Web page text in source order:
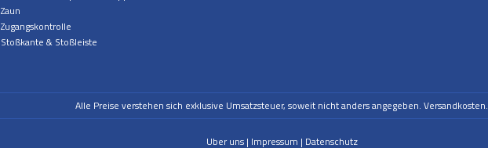
Zaun
Zugangskontrolle
Stoßkante & Stoßleiste
Alle Preise verstehen sich exklusive Umsatzsteuer, soweit nicht anders angegeben. Versandkosten.
Uber uns Impressum Datenschutz